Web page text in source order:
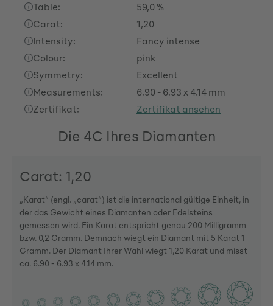
Table:
59,0 %
Carat:
1,20
Intensity:
Fancy intense
Colour:
pink
Symmetry:
Excellent
Measurements:
6.90 - 6.93 x 4.14 mm
Zertifikat:
Zertifikat ansehen
Die 4C Ihres Diamanten
Carat: 1,20
„Karat“ (engl. „carat“) ist die international gültige Einheit, in
der das Gewicht eines Diamanten oder Edelsteins
gemessen wird. Ein Karat entspricht genau 200 Milligramm
bzw. 0,2 Gramm. Demnach wiegt ein Diamant mit 5 Karat 1
Gramm. Der Diamant Ihrer Wahl wiegt 1,20 Karat und misst
ca. 6.90 - 6.93 x 4.14 mm.